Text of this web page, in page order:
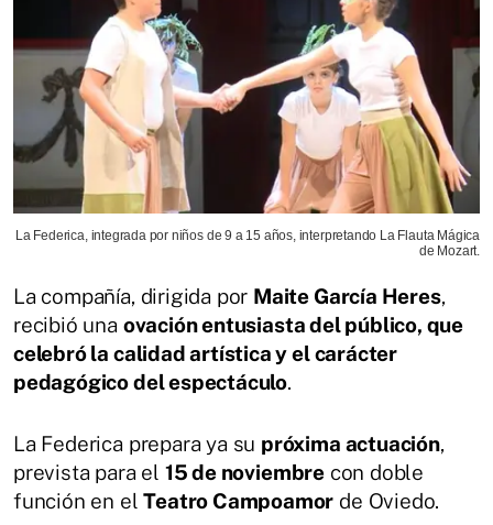
La Federica, integrada por niños de 9 a 15 años, interpretando La Flauta Mágica
de Mozart.
La compañía, dirigida por Maite García Heres,
recibió una ovación entusiasta del público, que
celebró la calidad artística y el carácter
pedagógico del espectáculo.
La Federica prepara ya su próxima actuación,
prevista para el 15 de noviembrecon doble
función en elTeatro Campoamor de Oviedo.